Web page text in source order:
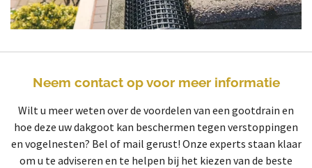
Neem contact op voor meer informatie
Wilt u meer weten over de voordelen van een gootdrain en
hoe deze uw dakgoot kan beschermen tegen verstoppingen
en vogelnesten? Bel of mail gerust! Onze experts staan klaar
om u te adviseren en te helpen bij het kiezen van de beste